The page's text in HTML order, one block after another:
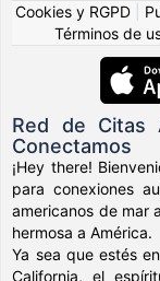
Cookies y RGPD
Términos de
Red de Citas
Conectamos
¡Hey there!
para conexiones
americanos de mar
hermosa a América.
Ya sea que estés
California, el